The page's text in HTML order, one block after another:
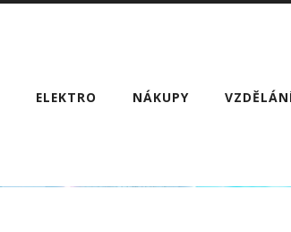
ELEKTRO NÁKUPY